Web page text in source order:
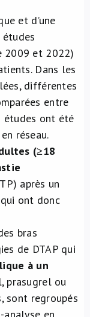
et d’une
2009 et 2022)
Dans les
différentes
entre
études ont été
réseau.
(≥18
après un
ont donc
bras
de DTAP qui
à un
prasugrel ou
sont regroupés